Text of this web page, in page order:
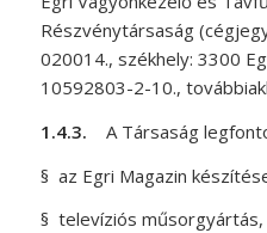
Részvénytársaság
020014., székhely: 3300
10592803-2-10.,
1.4.3.
A Társaság
§ az Egri Magazin
§ televíziós műsorgyártás,